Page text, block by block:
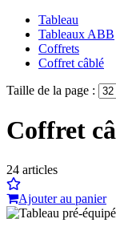
Tableau
Tableaux ABB
Coffrets
Coffret câblé
Taille de la page :
Coffret
24 articles
Ajouter au panier